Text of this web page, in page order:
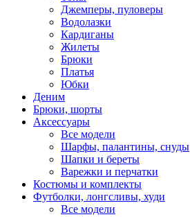
Джемперы, пуловеры
Водолазки
Кардиганы
Жилеты
Брюки
Платья
Юбки
Деним
Брюки, шорты
Аксессуары
Все модели
Шарфы, палантины, снуды
Шапки и береты
Варежки и перчатки
Костюмы и комплекты
Футболки, лонгсливы, худи
Все модели